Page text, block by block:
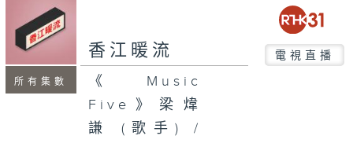
seconds
所有集數
香江暖流 電視直播
《Music
Five》梁煒
謙 (歌手) /